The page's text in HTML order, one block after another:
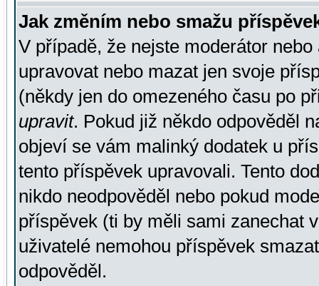
Jak změním nebo smažu
V případě, že nejste moderátor
upravovat nebo mazat jen svoje
(někdy jen do omezeného času po
upravit. Pokud již někdo odpověděl
objeví se vám malinký dodatek u
tento příspěvek upravovali. Tento
nikdo neodpověděl nebo pokud
příspěvek (ti by měli sami zanechat
uživatelé nemohou příspěvek
odpověděl.